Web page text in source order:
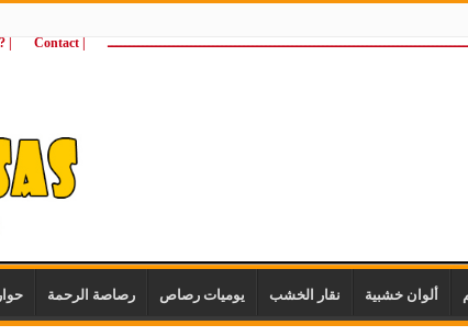
| Contact
wij
ألوان خشبية نقار الخشب يوميات رصاص رصاصة الرحمة